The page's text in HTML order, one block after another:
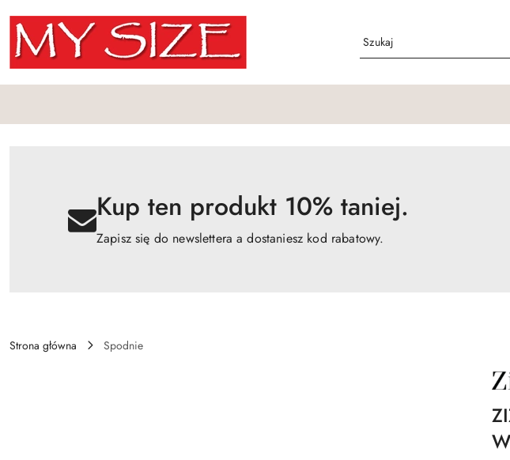
Przejdź do treści głównej
Przejdź do wyszukiwarki
Przejdź do moje konto
Przejdź do menu głównego
Przejdź do opisu produktu
Przejdź do stopki
Kup ten produkt 10% taniej.
Zapisz się do newslettera a dostaniesz kod rabatowy.
Strona główna
Spodnie